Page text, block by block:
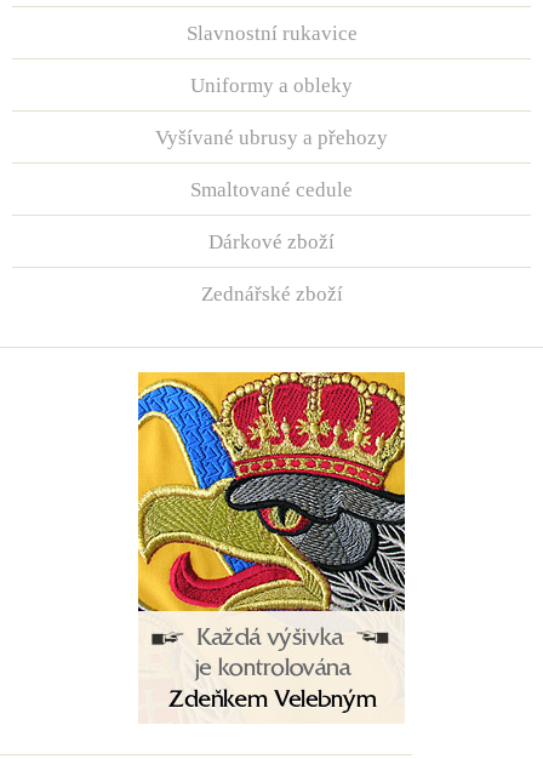
Slavnostní rukavice
Uniformy a obleky
Vyšívané ubrusy a přehozy
Smaltované cedule
Dárkové zboží
Zednářské zboží